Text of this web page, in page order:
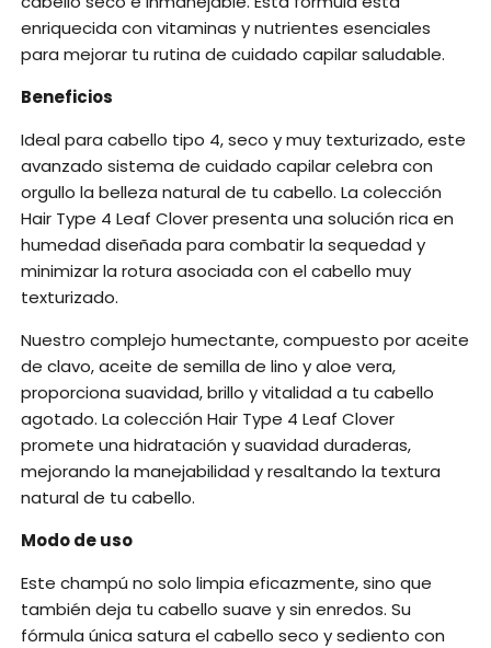
enriquecida con vitaminas y nutrientes esenciales
para mejorar tu rutina de cuidado capilar saludable.
Beneficios
Ideal para cabello tipo 4, seco y muy texturizado, este
avanzado sistema de cuidado capilar celebra con
orgullo la belleza natural de tu cabello. La colección
Hair Type 4 Leaf Clover presenta una solución rica en
humedad diseñada para combatir la sequedad y
minimizar la rotura asociada con el cabello muy
texturizado.
Nuestro complejo humectante, compuesto por aceite
de clavo, aceite de semilla de lino y aloe vera,
proporciona suavidad, brillo y vitalidad a tu cabello
agotado. La colección Hair Type 4 Leaf Clover
promete una hidratación y suavidad duraderas,
mejorando la manejabilidad y resaltando la textura
natural de tu cabello.
Modo de uso
Este champú no solo limpia eficazmente, sino que
también deja tu cabello suave y sin enredos. Su
fórmula única satura el cabello seco y sediento con